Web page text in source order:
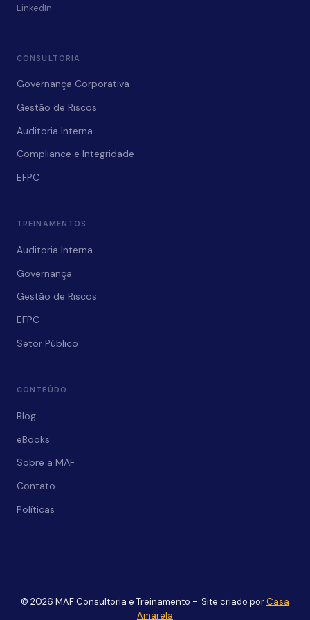
LinkedIn
CONSULTORIA
Governança Corporativa
Gestão de Riscos
Auditoria Interna
Compliance e Integridade
EFPC
TREINAMENTOS
Auditoria Interna
Governança
Gestão de Riscos
EFPC
Setor Público
CONTEÚDO
Blog
eBooks
Sobre a MAF
Contato
Políticas
© 2026 MAF Consultoria e Treinamento - Site criado porCasa
Amarela